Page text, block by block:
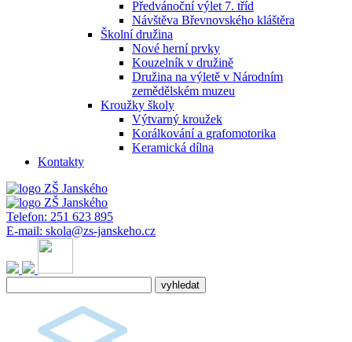
Předvánoční výlet 7. tříd
Návštěva Břevnovského kláštěra
Školní družina
Nové herní prvky
Kouzelník v družině
Družina na výletě v Národním
zemědělském muzeu
Kroužky školy
Výtvarný kroužek
Korálkování a grafomotorika
Keramická dílna
Kontakty
Telefon: 251 623 895
E-mail: skola@zs-janskeho.cz